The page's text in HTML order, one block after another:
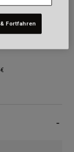
Fortfahren